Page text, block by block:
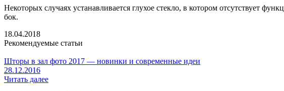
Некоторых случаях устанавливается глухое стекло, в котором отсутствует
бок.
18.04.2018
Рекомендуемые статьи
Шторы в зал фото 2017 — новинки и современные идеи
28.12.2016
Читать далее